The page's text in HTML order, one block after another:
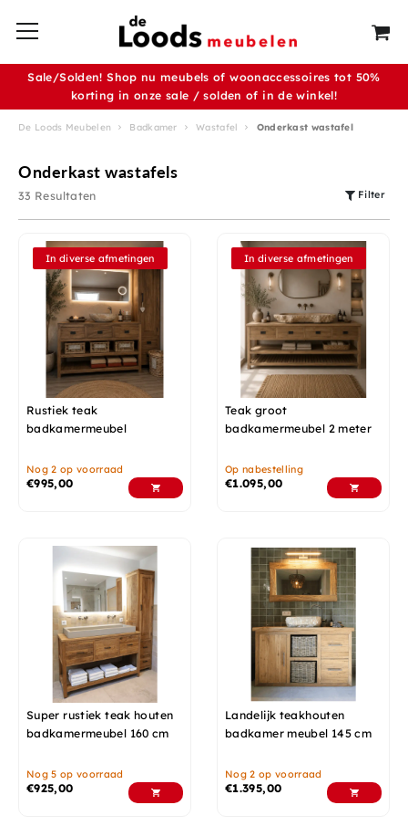
Sale/Solden! Shop nu meubels of woonaccessoires tot 50%
korting in onze sale / solden of in de winkel!
De Loods Meubelen Badkamer Wastafel Onderkast wastafel
Onderkast wastafels
33 Resultaten Filter
In diverse afmetingen
Rustiek teak
badkamermeubel
Nog 2 op voorraad
€995,00
In diverse afmetingen
Teak groot
badkamermeubel 2 meter
Op nabestelling
€1.095,00
Super rustiek teak houten
badkamermeubel 160 cm
Nog 5 op voorraad
€925,00
Landelijk teakhouten
badkamer meubel 145 cm
Nog 2 op voorraad
€1.395,00